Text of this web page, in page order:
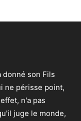
donné son Fils
ne périsse point,
n'a pas
juge le monde,